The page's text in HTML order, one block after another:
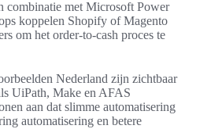
combinatie met Microsoft Power
koppelen Shopify of Magento
om het order-to-cash proces te
Nederland zijn zichtbaar
UiPath, Make en AFAS
aan dat slimme automatisering
automatisering en betere